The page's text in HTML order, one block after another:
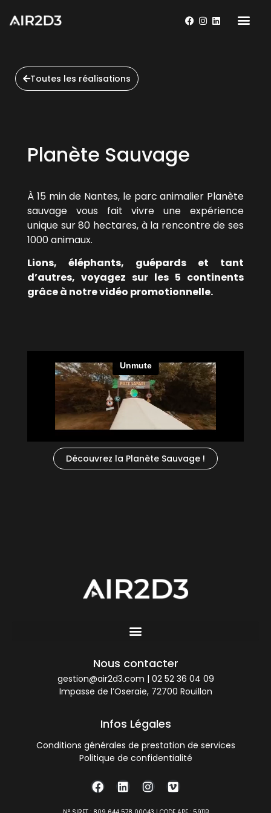
Toutes les réalisations
Planète Sauvage
À 15 min de Nantes, le parc animalier Planète
sauvage vous fait vivre une expérience
unique sur 80 hectares, à la rencontre de ses
1000 animaux.
Lions, éléphants, guépards et tant
d’autres, voyagez sur les 5 continents
grâce à notre vidéo promotionnelle.
Découvrez la Planète Sauvage !
Nous contacter
gestion@air2d3.com | 02 52 36 04 09
Impasse de l’Oseraie, 72700 Rouillon
Infos Légales
Conditions générales de prestation de services
Politique de confidentialité